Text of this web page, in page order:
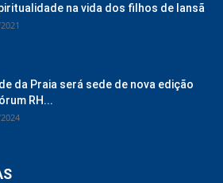
na vida dos filhos de Iansã
da Praia será sede de nova edição
RH...